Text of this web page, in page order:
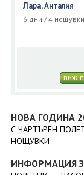
Лара, Анталия
6 дни / 4 нощувки
виж
НОВА ГОДИНА
С ЧАРТЪРЕН
НОЩУВКИ
ИНФОРМАЦИЯ